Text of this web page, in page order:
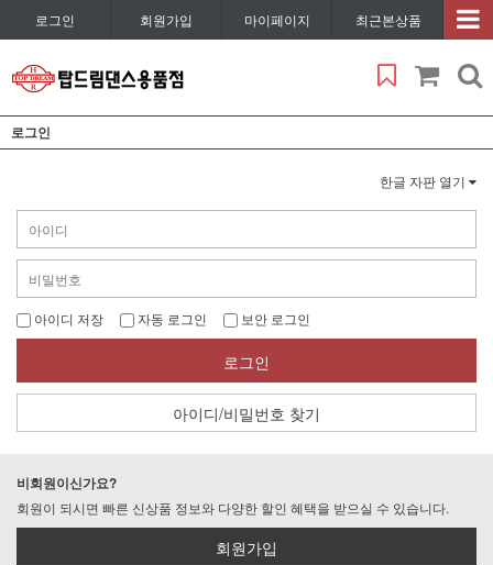
로그인 회원가입 마이페이지 최근본상품
로그인
한글 자판 열기
아이디 저장 자동 로그인 보안 로그인
로그인
아이디/비밀번호 찾기
비회원이신가요?
회원이 되시면 빠른 신상품 정보와 다양한 할인 혜택을 받으실 수 있습니다.
회원가입